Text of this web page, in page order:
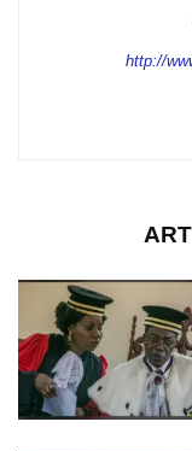
http://